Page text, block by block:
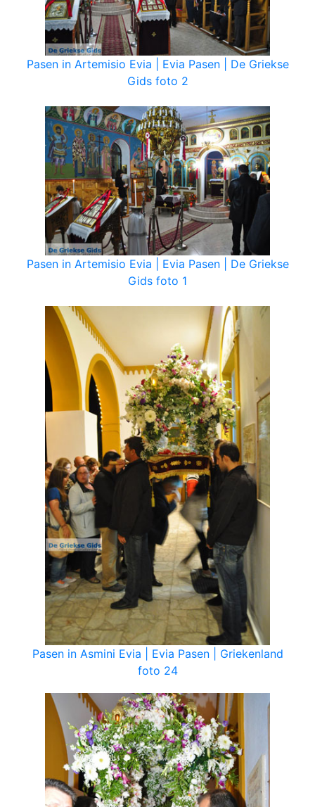
Pasen in Artemisio Evia | Evia Pasen | De Griekse
Gids foto 2
Pasen in Artemisio Evia | Evia Pasen | De Griekse
Gids foto 1
Pasen in Asmini Evia | Evia Pasen | Griekenland
foto 24